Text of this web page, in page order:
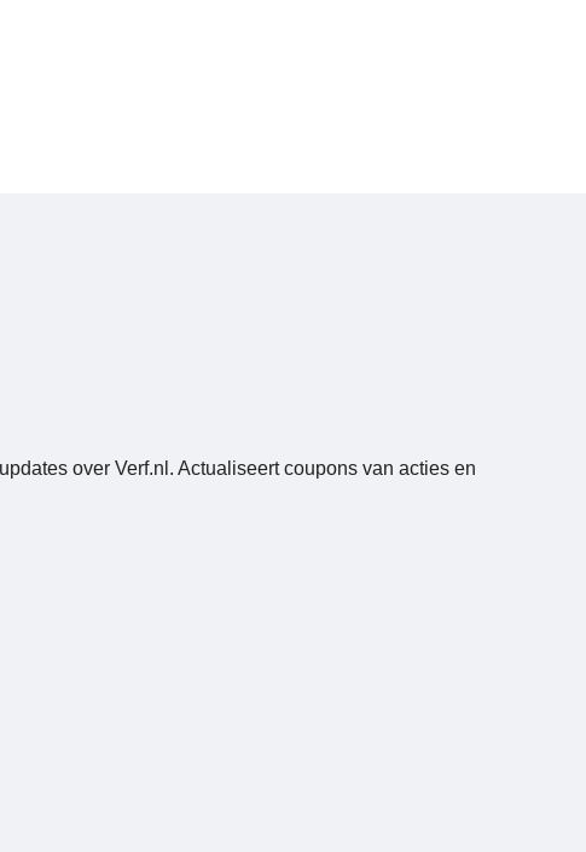
over Verf.nl. Actualiseert coupons van acties en